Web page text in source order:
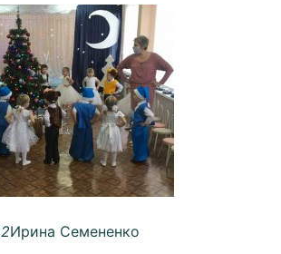
Ирина Семененко